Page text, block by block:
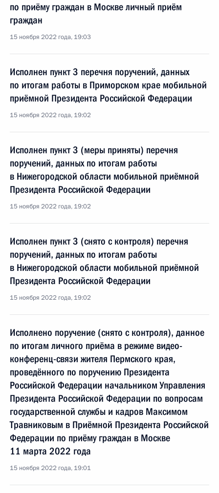
по приёму граждан в Москве личный приём
граждан
15 ноября 2022 года, 19:03
Исполнен пункт 3 перечня поручений, данных
по итогам работы в Приморском крае мобильной
приёмной Президента Российской Федерации
15 ноября 2022 года, 19:02
Исполнен пункт 3 (меры приняты) перечня
поручений, данных по итогам работы
в Нижегородской области мобильной приёмной
Президента Российской Федерации
15 ноября 2022 года, 19:02
Исполнен пункт 3 (снято с контроля) перечня
поручений, данных по итогам работы
в Нижегородской области мобильной приёмной
Президента Российской Федерации
15 ноября 2022 года, 19:02
Исполнено поручение (снято с контроля), данное
по итогам личного приёма в режиме видео-
конференц-связи жителя Пермского края,
проведённого по поручению Президента
Российской Федерации начальником Управления
Президента Российской Федерации по вопросам
государственной службы и кадров Максимом
Травниковым в Приёмной Президента Российской
Федерации по приёму граждан в Москве
11 марта 2022 года
15 ноября 2022 года, 19:01